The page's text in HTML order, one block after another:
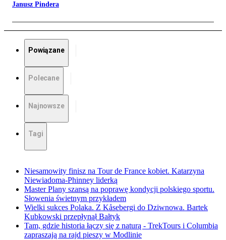
Janusz Pindera
Powiązane
Polecane
Najnowsze
Tagi
Niesamowity finisz na Tour de France kobiet. Katarzyna
Niewiadoma-Phinney liderką
Master Plany szansą na poprawę kondycji polskiego sportu.
Słowenia świetnym przykładem
Wielki sukces Polaka. Z Kåsebergi do Dziwnowa. Bartek
Kubkowski przepłynął Bałtyk
Tam, gdzie historia łączy się z naturą - TrekTours i Columbia
zapraszają na rajd pieszy w Modlinie